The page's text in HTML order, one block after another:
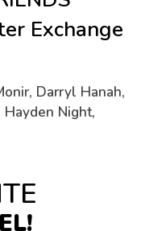
Exchange
Darryl Hanah,
Hayden Night,